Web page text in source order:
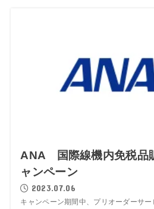
ANA 国際線機内免税
ャンペーン
2023.07.06
キャンペーン期間中、プリオーダーサ